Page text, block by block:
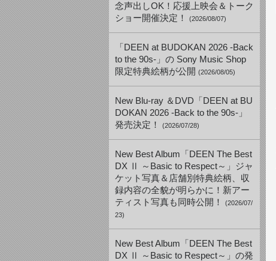
念声出しOK！応援上映会＆トーク
ショー開催決定！
(2026/08/07)
「DEEN at BUDOKAN 2026 -Back
to the 90s-」の Sony Music Shop
限定特典絵柄が公開 (2026/08/05)
New Blu-ray ＆DVD「DEEN at BU
DOKAN 2026 -Back to the 90s-」
発売決定！
(2026/07/28)
New Best Album「DEEN The Best
DX Ⅱ ～Basic to Respect～」ジャ
ケット写真＆店舗別特典絵柄、収
録内容の全貌が明らかに！新アー
ティスト写真も同時公開！
(2026/07/
23)
New Best Album「DEEN The Best
DX Ⅱ ～Basic to Respect～」の発